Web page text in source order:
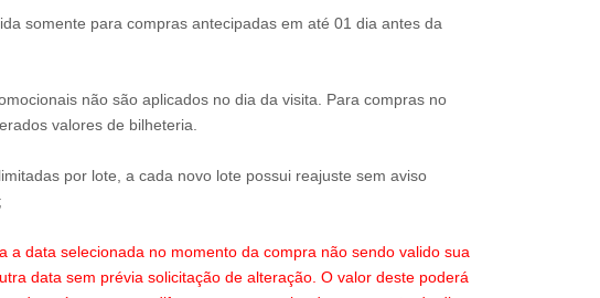
somente para compras antecipadas em até 01 dia antes da
não são aplicados no dia da visita. Para compras no
valores de bilheteria.
por lote, a cada novo lote possui reajuste sem aviso
a data selecionada no momento da compra não sendo valido sua
data sem prévia solicitação de alteração. O valor deste poderá